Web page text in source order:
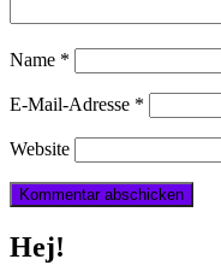
Name *
E-Mail-Adresse *
Website
Hej!